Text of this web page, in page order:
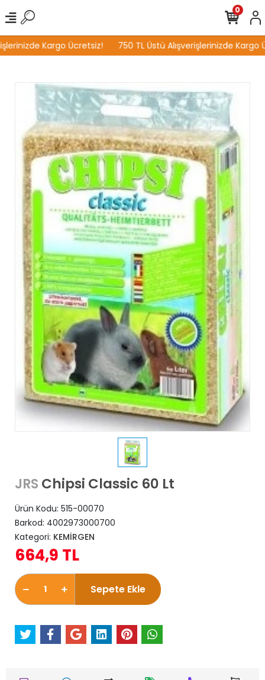
Kargo Ücretsiz! 750 TL Üstü Alışverişlerinizde Kargo
0
JRS Chipsi Classic 60 Lt
Ürün Kodu: 515-00070
Barkod: 4002973000700
Kategori: KEMİRGEN
664,9 TL
Sepete Ekle